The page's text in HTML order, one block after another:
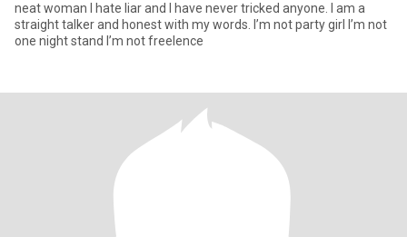
neat woman I hate liar and I have never tricked anyone. I am a
straight talker and honest with my words. I’m not party girl I’m not
one night stand I’m not freelence